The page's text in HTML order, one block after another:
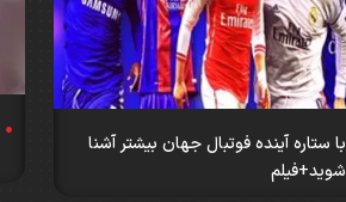
با ستاره آینده فوتبال جهان بیشتر آشنا
شوید+فیلم